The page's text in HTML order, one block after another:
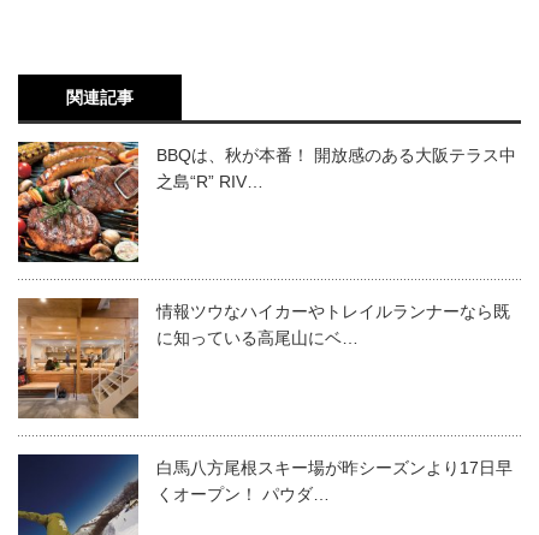
関連記事
BBQは、秋が本番！ 開放感のある大阪テラス中
之島“R” RIV…
情報ツウなハイカーやトレイルランナーなら既
に知っている高尾山にベ…
白馬八方尾根スキー場が昨シーズンより17日早
くオープン！ パウダ…